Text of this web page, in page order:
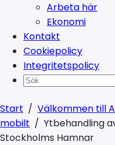
Arbeta här
Ekonomi
Kontakt
Cookiepolicy
Integritetspolicy
Start / Välkommen till
mobilt / Ytbehandling
Stockholms Hamnar